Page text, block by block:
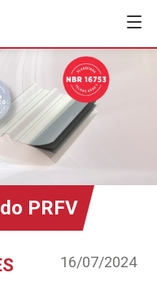
PRFV
16/07/2024